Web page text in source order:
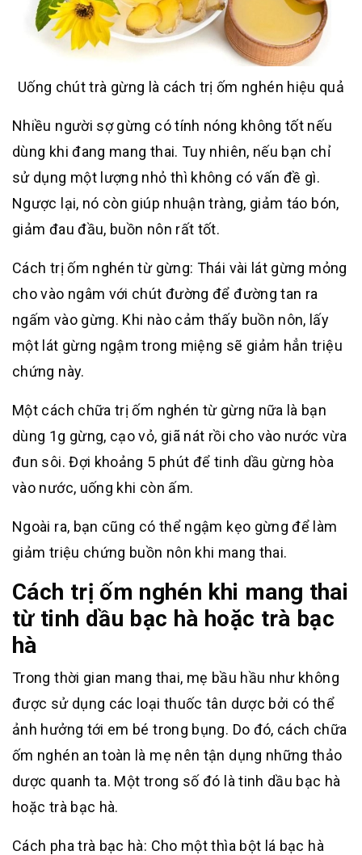
Uống chút trà gừng là cách trị ốm nghén hiệu quả
Nhiều người sợ gừng có tính nóng không tốt nếu
dùng khi đang mang thai. Tuy nhiên, nếu bạn chỉ
sử dụng một lượng nhỏ thì không có vấn đề gì.
Ngược lại, nó còn giúp nhuận tràng, giảm táo bón,
giảm đau đầu, buồn nôn rất tốt.
Cách trị ốm nghén từ gừng: Thái vài lát gừng mỏng
cho vào ngâm với chút đường để đường tan ra
ngấm vào gừng. Khi nào cảm thấy buồn nôn, lấy
một lát gừng ngậm trong miệng sẽ giảm hẳn triệu
chứng này.
Một cách chữa trị ốm nghén từ gừng nữa là bạn
dùng 1g gừng, cạo vỏ, giã nát rồi cho vào nước vừa
đun sôi. Đợi khoảng 5 phút để tinh dầu gừng hòa
vào nước, uống khi còn ấm.
Ngoài ra, bạn cũng có thể ngậm kẹo gừng để làm
giảm triệu chứng buồn nôn khi mang thai.
Cách trị ốm nghén khi mang thai
từ tinh dầu bạc hà hoặc trà bạc
hà
Trong thời gian mang thai, mẹ bầu hầu như không
được sử dụng các loại thuốc tân dược bởi có thể
ảnh hưởng tới em bé trong bụng. Do đó, cách chữa
ốm nghén an toàn là mẹ nên tận dụng những thảo
dược quanh ta. Một trong số đó là tinh dầu bạc hà
hoặc trà bạc hà.
Cách pha trà bạc hà: Cho một thìa bột lá bạc hà